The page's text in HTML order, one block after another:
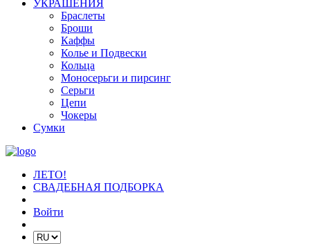
УКРАШЕНИЯ
Браслеты
Броши
Каффы
Колье и Подвески
Кольца
Моносерьги и пирсинг
Серьги
Цепи
Чокеры
Сумки
ЛЕТО!
СВАДЕБНАЯ ПОДБОРКА
Войти